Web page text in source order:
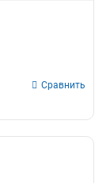
Сравнить